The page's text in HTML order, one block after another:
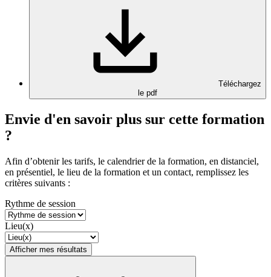
Téléchargez
le pdf
Envie d'en savoir plus sur cette formation
?
Afin d’obtenir les tarifs, le calendrier de la formation, en distanciel,
en présentiel, le lieu de la formation et un contact, remplissez les
critères suivants :
Rythme de session
Lieu(x)
Afficher mes résultats